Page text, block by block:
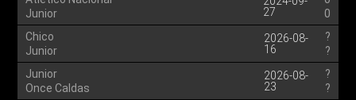
Junior
27
0
Chico
Junior
2026-08-
16
?
?
Junior
Once Caldas
2026-08-
23
?
?